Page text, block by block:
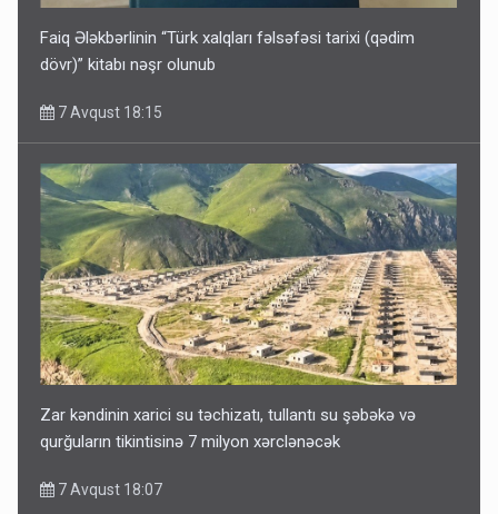
Faiq Ələkbərlinin “Türk xalqları fəlsəfəsi tarixi (qədim
dövr)” kitabı nəşr olunub
7 Avqust 18:15
Zar kəndinin xarici su təchizatı, tullantı su şəbəkə və
qurğuların tikintisinə 7 milyon xərclənəcək
7 Avqust 18:07